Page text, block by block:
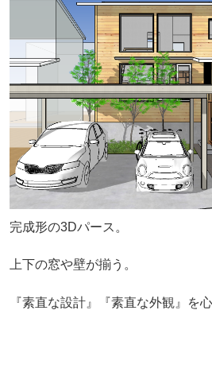
完成形の3Dパース。
上下の窓や壁が揃う。
『素直な設計』『素直な外観』を